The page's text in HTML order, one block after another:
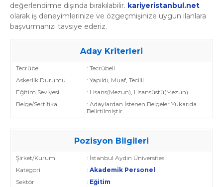
değerlendirme dışında bırakılabilir. kariyeristanbul.net
olarak iş deneyimlerinize ve özgeçmişinize uygun ilanlara
başvurmanızı tavsiye ederiz.
Aday Kriterleri
Tecrübe
: Tecrübeli
Askerlik Durumu
: Yapıldı, Muaf, Tecilli
Eğitim Seviyesi
: Lisans(Mezun), Lisansüstü(Mezun)
Belge/Sertifika
: Adaylardan İstenen Belgeler Yukarıda
Belirtilmiştir.
Pozisyon Bilgileri
Şirket/Kurum
: İstanbul Aydın Üniversitesi
Kategori
: Akademik Personel
Sektör
: Eğitim